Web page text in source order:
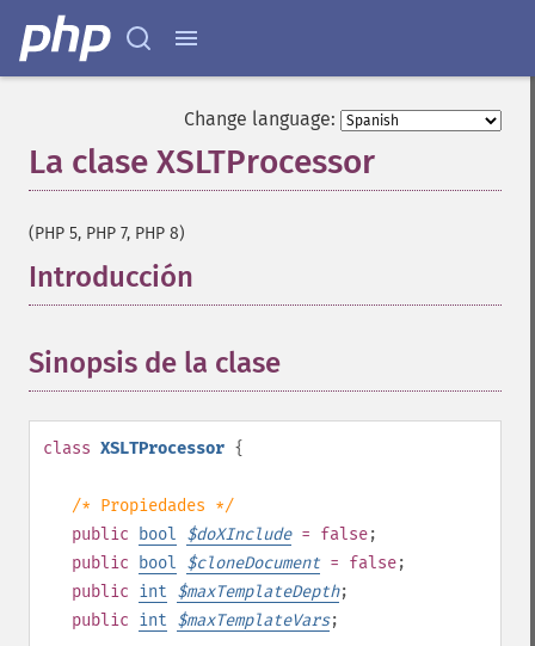
Change language:
La clase XSLTProcessor
(PHP 5, PHP 7, PHP 8)
Introducción
Sinopsis de la clase
class XSLTProcessor {
/* Propiedades */
public
bool $doXInclude= false;
public
bool $cloneDocument = false;
public int $maxTemplateDepth;
public int $maxTemplateVars;